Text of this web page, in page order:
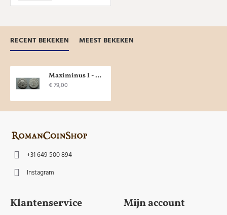
RECENT BEKEKEN MEEST BEKEKEN
Maximinus I - VICTORIA AVG (AP2009)
€ 79,00
+31 649 500 894
Instagram
Klantenservice Mijn account